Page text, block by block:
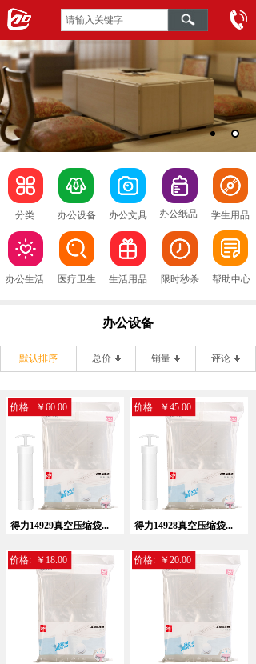
分类 办公设备 办公文具 办公纸品 学生用品
限时秒杀 帮助中心
办公生活 生活用品
医疗卫生
办公设备
默认排序 总价 销量 评论
得力14929真空压缩袋...
价格: ￥60.00
得力14928真空压缩袋...
价格: ￥45.00
价格: ￥18.00 价格: ￥20.00